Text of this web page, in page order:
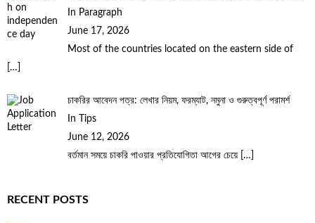
In Paragraph
June 17, 2026
Most of the countries located on the eastern side of
[…]
চাকরির আবেদন পত্র: লেখার নিয়ম, ফরম্যাট, নমুনা ও গুরুত্বপূর্ণ পরামর্শ
In Tips
June 12, 2026
বর্তমান সময়ে চাকরি পাওয়ার প্রতিযোগিতা আগের চেয়ে […]
RECENT POSTS